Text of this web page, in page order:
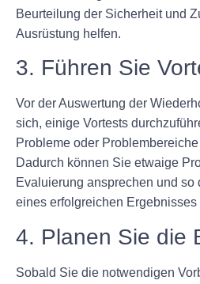
Beurteilung der Sicherheit und
Ausrüstung helfen.
3. Führen Sie
Vor der Auswertung der
sich, einige Vortests
Probleme oder
Dadurch können Sie etwaige
Evaluierung ansprechen und
eines erfolgreichen Ergebnisses
4. Planen Sie die
Sobald Sie die notwendigen